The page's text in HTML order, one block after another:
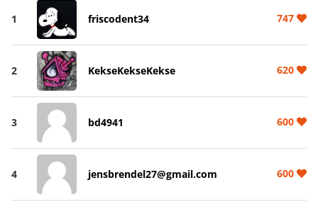
1 friscodent34 747
2 KekseKekseKekse 620
3 bd4941 600
4 jensbrendel27@gmail.com 600